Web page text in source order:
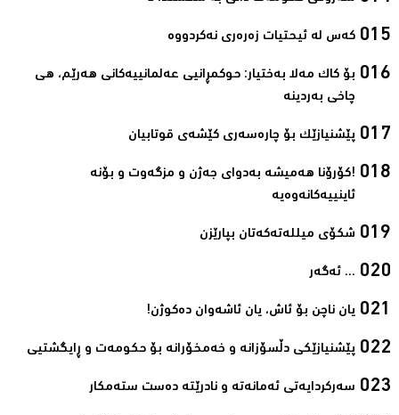
کەس لە ئیحتیات زەرەری نەکردووە‌
بۆ کاک مەلا بەختیار: حوکمڕانیی عەلمانییەکانی هەرێم، هی
چاخی بەردینە ‌
پێشنیازێک بۆ چارەسەری کێشەی قوتابیان‌
!کۆرۆنا ھەمیشە بەدوای جەژن و مزگەوت و بۆنە
ئاینییەکانەوەیە‌
شکۆی میللەتەکەتان بپارێزن‌
... ئەگەر‌
یان ناچن بۆ ئاش، یان ئاشەوان دەکوژن!‌
پێشنیازێکی دڵسۆزانە و خەمخۆرانە بۆ حکومەت و ڕایگشتیی‌
سەرکردایەتی ئەمانەتە و نادرێتە دەست ستەمکار‌